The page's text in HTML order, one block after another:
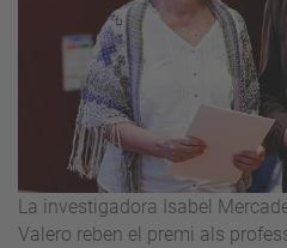
La investigadora Isabel
Valero reben el premi als